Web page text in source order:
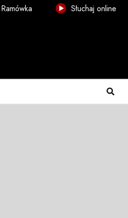
Ramówka Słuchaj online